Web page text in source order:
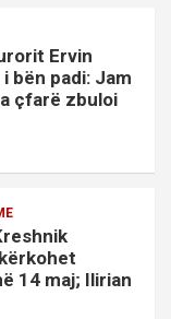
Ervin
bën padi: Jam
çfarë zbuloi
14 maj; Ilirian